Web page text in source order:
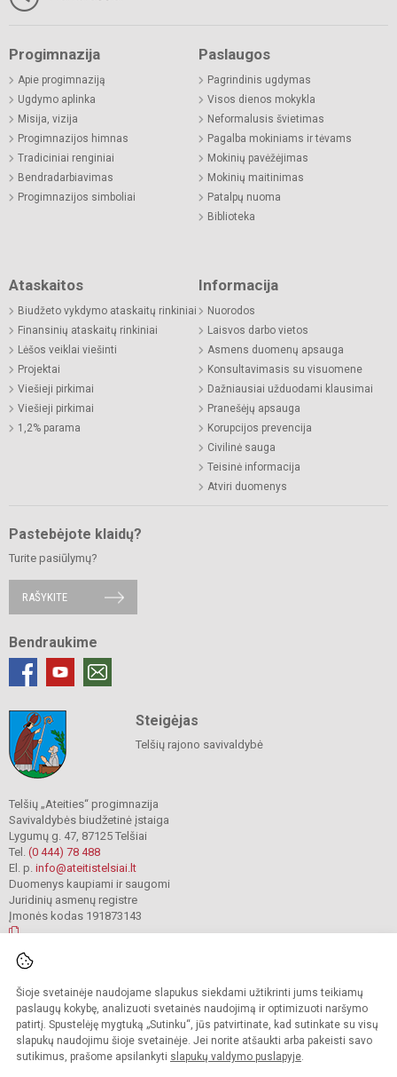
Šioje svetainėje naudojame slapukus siekdami užtikrinti jums teikiamų
paslaugų kokybę, analizuoti svetainės naudojimą ir optimizuoti naršymo
patirtį. Spustelėję mygtuką „Sutinku“, jūs patvirtinate, kad sutinkate su visų
slapukų naudojimu šioje svetainėje. Jei norite atšaukti arba pakeisti savo
sutikimus, prašome apsilankyti slapukų valdymo puslapyje.
Progimnazija
Apie progimnaziją
Ugdymo aplinka
Misija, vizija
Progimnazijos himnas
Tradiciniai renginiai
Bendradarbiavimas
Progimnazijos simboliai
Paslaugos
Pagrindinis ugdymas
Visos dienos mokykla
Neformalusis švietimas
Pagalba mokiniams ir tėvams
Mokinių pavėžėjimas
Mokinių maitinimas
Patalpų nuoma
Biblioteka
Ataskaitos
Biudžeto vykdymo ataskaitų rinkiniai
Finansinių ataskaitų rinkiniai
Lėšos veiklai viešinti
Projektai
Viešieji pirkimai
Viešieji pirkimai
1,2% parama
Informacija
Nuorodos
Laisvos darbo vietos
Asmens duomenų apsauga
Konsultavimasis su visuomene
Dažniausiai užduodami klausimai
Pranešėjų apsauga
Korupcijos prevencija
Civilinė sauga
Teisinė informacija
Atviri duomenys
Pastebėjote klaidų?
Turite pasiūlymų?
RAŠYKITE
Bendraukime
Steigėjas
Telšių rajono savivaldybė
Telšių „Ateities“ progimnazija
Savivaldybės biudžetinė įstaiga
Lygumų g. 47, 87125 Telšiai
Tel. (0 444) 78 488
El. p. info@ateitistelsiai.lt
Duomenys kaupiami ir saugomi
Juridinių asmenų registre
Įmonės kodas 191873143
Kopijuoti turinį be raštiško progimnazijos administracijos sutikimo griežtai
draudžiama.
Prieinamumo paraiška Slapukų valdymas
Sumanus būdas atnaujinti